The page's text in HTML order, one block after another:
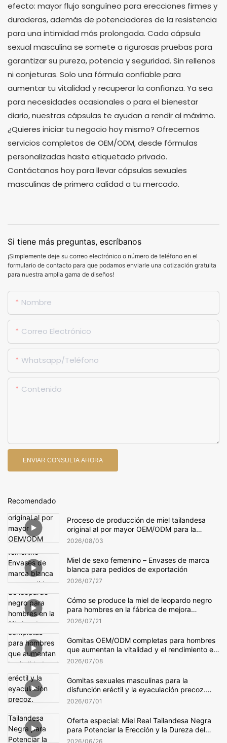
efecto: mayor flujo sanguíneo para erecciones firmes y
duraderas, además de potenciadores de la resistencia
para una intimidad más prolongada. Cada cápsula
sexual masculina se somete a rigurosas pruebas para
garantizar su pureza, potencia y seguridad. Sin rellenos
ni conjeturas. Solo una fórmula confiable para
aumentar tu vitalidad y recuperar la confianza. Ya sea
para necesidades ocasionales o para el bienestar
diario, nuestras cápsulas te ayudan a rendir al máximo.
¿Quieres iniciar tu negocio hoy mismo? Ofrecemos
servicios completos de OEM/ODM, desde fórmulas
personalizadas hasta etiquetado privado.
Contáctanos hoy para llevar cápsulas sexuales
masculinas de primera calidad a tu mercado.
Si tiene más preguntas, escríbanos
¡Simplemente deje su correo electrónico o número de teléfono en el
formulario de contacto para que podamos enviarle una cotización gratuita
para nuestra amplia gama de diseños!
Nombre
Correo Electrónico
Whatsapp/Teléfono
Contenido
ENVIAR CONSULTA AHORA
Recomendado
Proceso de producción de miel tailandesa
original al por mayor OEM/ODM para la
erección masculina
2026 08 03
Miel de sexo femenino – Envases de marca
blanca para pedidos de exportación
2026 07 27
Cómo se produce la miel de leopardo negro
para hombres en la fábrica de mejora
masculina
2026 07 21
Gomitas OEM/ODM completas para hombres
que aumentan la vitalidad y el rendimiento en
la cama.
2026 07 08
Gomitas sexuales masculinas para la
disfunción eréctil y la eyaculación precoz.
Ofrecemos servicio completo de fabricación
2026 07 01
Oferta especial: Miel Real Tailandesa Negra
para Potenciar la Erección y la Dureza del
Pene
2026 06 26